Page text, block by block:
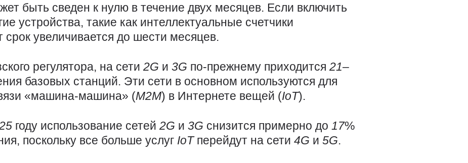
быть сведен к нулю в течение двух месяцев. Если включить
устройства, такие как интеллектуальные счетчики
увеличивается до шести месяцев.
регулятора, на сети 2G и 3G по-прежнему приходится 21–
базовых станций. Эти сети в основном используются для
«машина-машина» (M2M) в Интернете вещей (IoT).
году использование сетей 2G и 3G снизится примерно до 17%
поскольку все больше услуг IoTперейдут на сети 4G и 5G.